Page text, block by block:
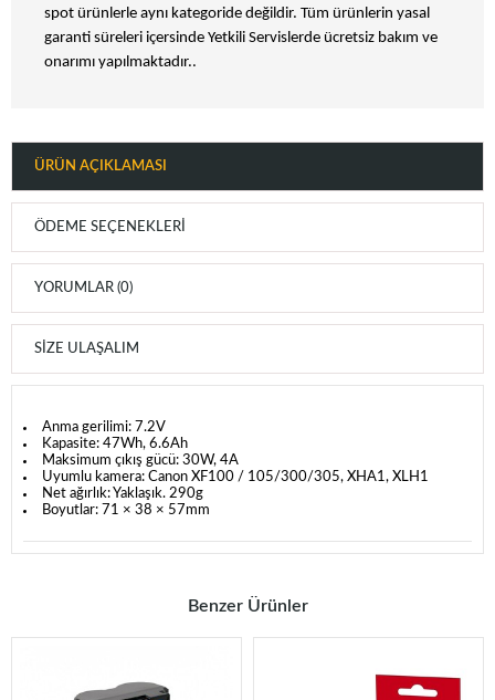
spot ürünlerle aynı kategoride değildir. Tüm ürünlerin yasal
garanti süreleri içersinde Yetkili Servislerde ücretsiz bakım ve
onarımı yapılmaktadır..
ÜRÜN AÇIKLAMASI
ÖDEME SEÇENEKLERI
YORUMLAR (0)
SIZE ULAŞALIM
Anma gerilimi: 7.2V
Kapasite: 47Wh, 6.6Ah
Maksimum çıkış gücü: 30W, 4A
Uyumlu kamera: Canon XF100 / 105/300/305, XHA1, XLH1
Net ağırlık: Yaklaşık. 290g
Boyutlar: 71 × 38 × 57mm
Benzer Ürünler